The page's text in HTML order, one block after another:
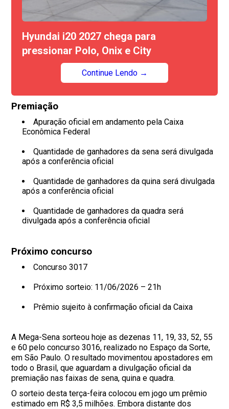
Hyundai i20 2027 chega para
pressionar Polo, Onix e City
Continue Lendo →
Premiação
Apuração oficial em andamento pela Caixa
Econômica Federal
Quantidade de ganhadores da sena será divulgada
após a conferência oficial
Quantidade de ganhadores da quina será divulgada
após a conferência oficial
Quantidade de ganhadores da quadra será
divulgada após a conferência oficial
Próximo concurso
Concurso 3017
Próximo sorteio: 11/06/2026 – 21h
Prêmio sujeito à confirmação oficial da Caixa
A Mega-Sena sorteou hoje as dezenas 11, 19, 33, 52, 55
e 60 pelo concurso 3016, realizado no Espaço da Sorte,
em São Paulo. O resultado movimentou apostadores em
todo o Brasil, que aguardam a divulgação oficial da
premiação nas faixas de sena, quina e quadra.
O sorteio desta terça-feira colocou em jogo um prêmio
estimado em R$ 3,5 milhões. Embora distante dos